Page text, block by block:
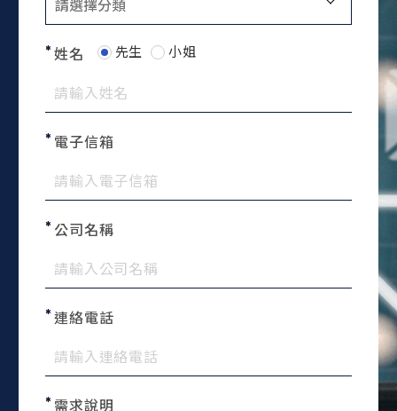
姓名 先生 小姐
電子信箱
公司名稱
連絡電話
需求說明